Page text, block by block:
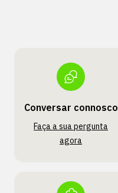
Conversar connosco
Faça a sua pergunta
agora